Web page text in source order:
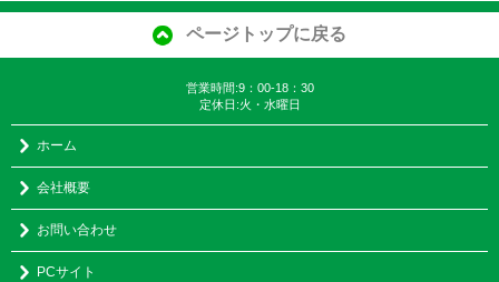
ページトップに戻る
営業時間:9：00-18：30
定休日:火・水曜日
ホーム
会社概要
お問い合わせ
PCサイト